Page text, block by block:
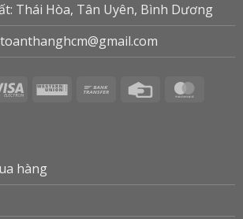
Thái Hòa, Tân Uyên, Bình Dương
Visa
Western
Bank
Credit
hàng